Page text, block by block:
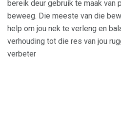
bereik deur gebruik te maak van
beweeg. Die meeste van die
help om jou nek te verleng en
verhouding tot die res van jou
verbeter